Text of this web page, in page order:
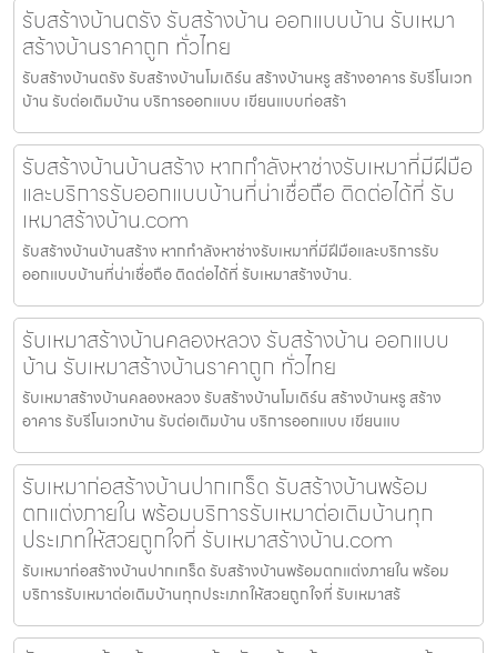
รับสร้างบ้านตรัง รับสร้างบ้าน ออกแบบบ้าน รับเหมา
สร้างบ้านราคาถูก ทั่วไทย
รับสร้างบ้านตรัง รับสร้างบ้านโมเดิร์น สร้างบ้านหรู สร้างอาคาร รับรีโนเวท
บ้าน รับต่อเติมบ้าน บริการออกแบบ เขียนแบบก่อสร้า
รับสร้างบ้านบ้านสร้าง หากกำลังหาช่างรับเหมาที่มีฝีมือ
และบริการรับออกแบบบ้านที่น่าเชื่อถือ ติดต่อได้ที่ รับ
เหมาสร้างบ้าน.com
รับสร้างบ้านบ้านสร้าง หากกำลังหาช่างรับเหมาที่มีฝีมือและบริการรับ
ออกแบบบ้านที่น่าเชื่อถือ ติดต่อได้ที่ รับเหมาสร้างบ้าน.
รับเหมาสร้างบ้านคลองหลวง รับสร้างบ้าน ออกแบบ
บ้าน รับเหมาสร้างบ้านราคาถูก ทั่วไทย
รับเหมาสร้างบ้านคลองหลวง รับสร้างบ้านโมเดิร์น สร้างบ้านหรู สร้าง
อาคาร รับรีโนเวทบ้าน รับต่อเติมบ้าน บริการออกแบบ เขียนแบ
รับเหมาก่อสร้างบ้านปากเกร็ด รับสร้างบ้านพร้อม
ตกแต่งภายใน พร้อมบริการรับเหมาต่อเติมบ้านทุก
ประเภทให้สวยถูกใจที่ รับเหมาสร้างบ้าน.com
รับเหมาก่อสร้างบ้านปากเกร็ด รับสร้างบ้านพร้อมตกแต่งภายใน พร้อม
บริการรับเหมาต่อเติมบ้านทุกประเภทให้สวยถูกใจที่ รับเหมาสร้